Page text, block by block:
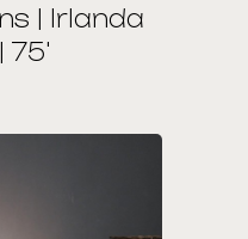
| Irlanda
75'